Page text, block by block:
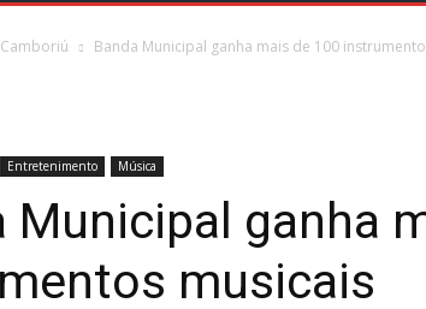
Banda Municipal ganha mais de 100
Entretenimento Música
Municipal ganha
musicais